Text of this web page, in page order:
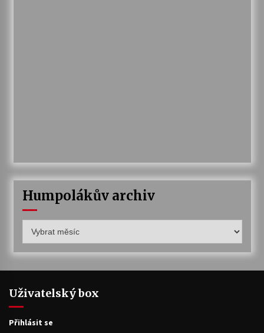
Humpolákův archiv
archiv
Uživatelský box
Přihlásit se